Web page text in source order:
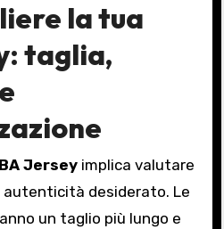
la tua
: taglia,
Jerseyimplica valutare
autenticità desiderato. Le
un taglio più lungo e